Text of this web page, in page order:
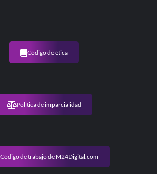
Código de ética
Política de imparcialidad
Código de trabajo de M24Digital.com